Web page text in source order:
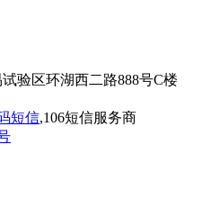
验区环湖西二路888号C楼
短信,106短信服务商